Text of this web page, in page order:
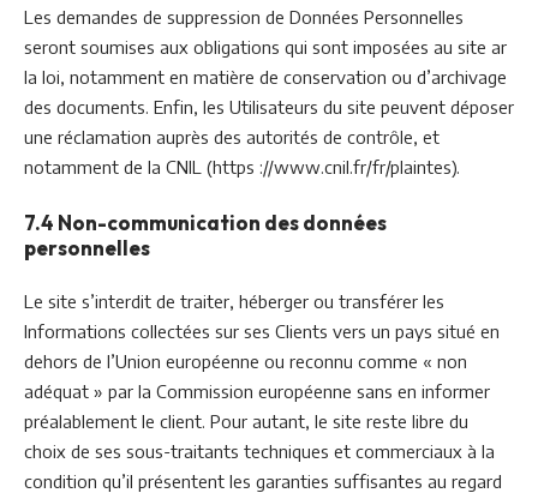
Les demandes de suppression de Données Personnelles
seront soumises aux obligations qui sont imposées au site ar
la loi, notamment en matière de conservation ou d’archivage
des documents. Enfin, les Utilisateurs du site peuvent déposer
une réclamation auprès des autorités de contrôle, et
notamment de la CNIL (https ://www.cnil.fr/fr/plaintes).
7.4 Non-communication des données
personnelles
Le site s’interdit de traiter, héberger ou transférer les
Informations collectées sur ses Clients vers un pays situé en
dehors de l’Union européenne ou reconnu comme « non
adéquat » par la Commission européenne sans en informer
préalablement le client. Pour autant, le site reste libre du
choix de ses sous-traitants techniques et commerciaux à la
condition qu’il présentent les garanties suffisantes au regard